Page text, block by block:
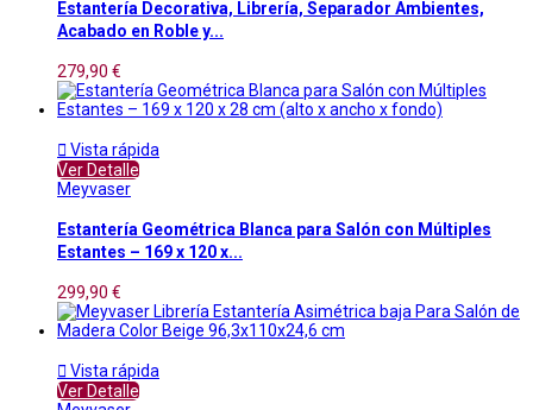
Estantería Decorativa, Librería, Separador Ambientes,
Acabado en Roble y...
279,90 €
 Vista rápida
Ver Detalle
Meyvaser
Estantería Geométrica Blanca para Salón con Múltiples
Estantes – 169 x 120 x...
299,90 €
 Vista rápida
Ver Detalle